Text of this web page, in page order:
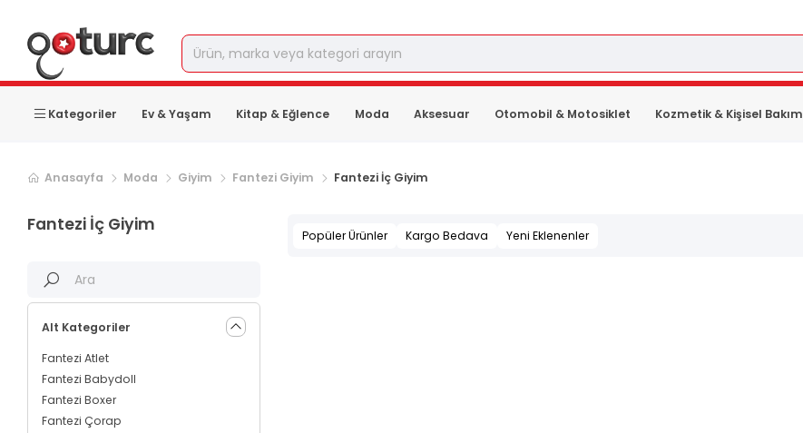
Kategoriler Ev & Yaşam Kitap & Eğlence Moda Aksesuar Otomobil & Motosiklet Kozmetik & Kişisel Bakım
Anasayfa Moda Giyim Fantezi Giyim Fantezi İç Giyim
Fantezi İç Giyim
Alt Kategoriler
Fantezi Atlet
Fantezi Babydoll
Fantezi Boxer
Fantezi Çorap
Popüler Ürünler Kargo Bedava Yeni Eklenenler